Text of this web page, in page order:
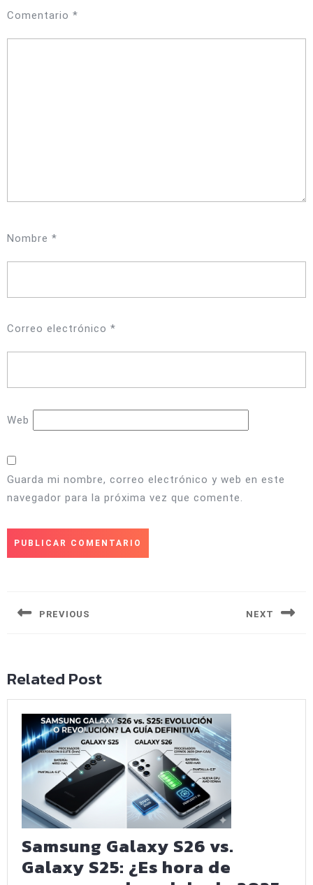
Comentario *
Nombre *
Correo electrónico *
Web
Guarda mi nombre, correo electrónico y web en este
navegador para la próxima vez que comente.
entradas
PREVIOUS NEXT
Related Post
Samsung Galaxy S26 vs.
Galaxy S25: ¿Es hora de